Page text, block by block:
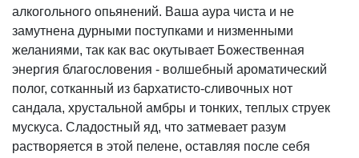
алкогольного опьянений. Ваша аура чиста и не
замутнена дурными поступками и низменными
желаниями, так как вас окутывает Божественная
энергия благословения - волшебный ароматический
полог, сотканный из бархатисто-сливочных нот
сандала, хрустальной амбры и тонких, теплых струек
мускуса. Сладостный яд, что затмевает разум
растворяется в этой пелене, оставляя после себя